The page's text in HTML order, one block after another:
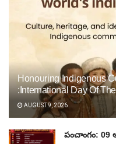
Honouring Indigenous
:International Day Of
AUGUST 9, 2026
పంచాంగం: 09